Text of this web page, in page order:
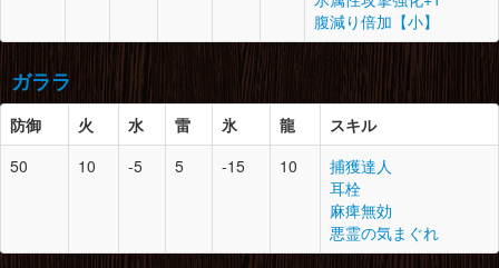
鉄鉱石×8
ゴム質の皮×1
脚
10 1
ブヨブヨした皮×2
マカライト鉱石×2
肉厚な皮×3
肉厚な皮×3
10 1
火竜の翼爪×2
雌火竜の甲殻×2
雌火竜の棘×1
大地の結晶×5
10
雌火竜の翼膜×2
雌火竜の逆鱗×1
マカライト鉱石×5
腹減り倍加【小】
頭
10 2
化け鮫の鋸歯×2
化け鮫の刃尾×1
化け鮫の皮×3
カワズの油×1
胴
10 1
絞蛇竜の鳴甲×2
絞蛇竜の皮×3
絞蛇竜の甲殻×3
ゲネポスの皮×3
腕
10 1
化け鮫のヒレ×1
ガララ
防御 火 水 雷 氷 龍
スキル
50
10 -5 5 -15 10
捕獲達人
耳栓
麻痺無効
悪霊の気まぐれ
頭
10 2
絞蛇竜の鳴甲×3